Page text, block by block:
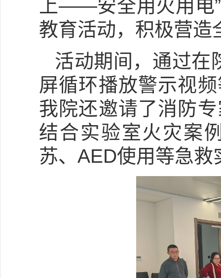
上——安全用火用电
教育活动，积极营造
活动期间，通过在
屏循环播放警示视
我院还邀请了消防
结合实验室火灾案
苏、AED使用等急